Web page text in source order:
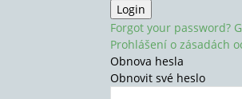
Forgot your password?
Prohlášení o zásadách
Obnova hesla
Obnovit své heslo